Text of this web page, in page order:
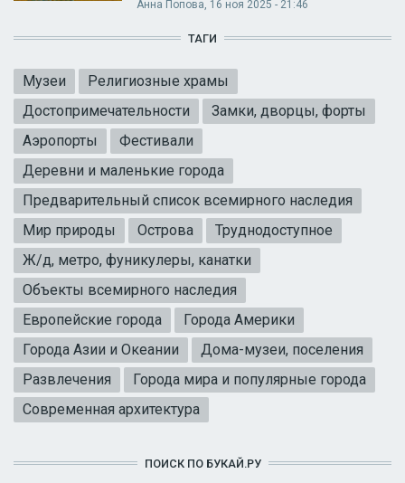
Анна Попова, 16 ноя 2025 - 21:46
ТАГИ
Музеи
Религиозные храмы
Достопримечательности
Замки, дворцы, форты
Аэропорты
Фестивали
Деревни и маленькие города
Предварительный список всемирного наследия
Мир природы
Острова
Труднодоступное
Ж/д, метро, фуникулеры, канатки
Объекты всемирного наследия
Европейские города
Города Америки
Города Азии и Океании
Дома-музеи, поселения
Развлечения
Города мира и популярные города
Современная архитектура
ПОИСК ПО БУКАЙ.РУ